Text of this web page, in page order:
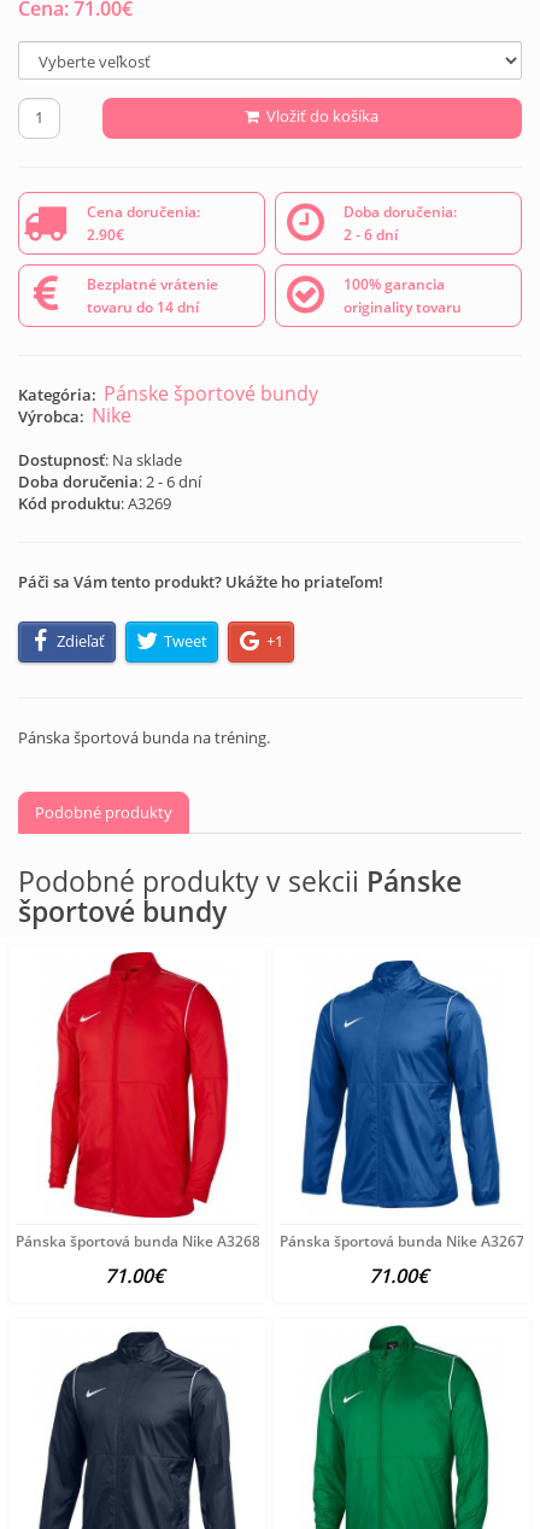
Cena:71.00€
Vložiť do košíka
Cena doručenia:
2.90€
Doba doručenia:
2 - 6 dní
Bezplatné vrátenie
tovaru do 14 dní
100% garancia
originality tovaru
Kategória: Pánske športové bundy
Výrobca: Nike
Dostupnosť: Na sklade
Doba doručenia: 2 - 6 dní
Kód produktu:A3269
Páči sa Vám tento produkt? Ukážte ho priateľom!
Zdieľať Tweet +1
Pánska športová bunda na tréning.
Podobné produkty
Podobné produkty v sekcii Pánske
športové bundy
Pánska športová bunda Nike A3268
71.00€
Pánska športová bunda Nike A3267
71.00€